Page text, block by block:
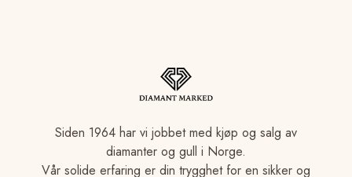
Siden 1964 har vi jobbet med kjøp og salg av
diamanter og gull i Norge.
Vår solide erfaring er din trygghet for en sikker og